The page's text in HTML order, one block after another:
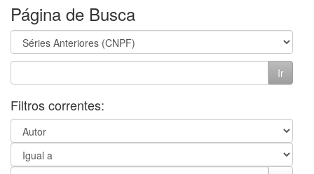
Página de Busca
Filtros correntes: